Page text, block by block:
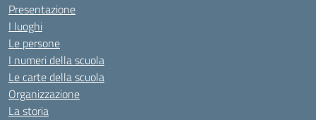
Presentazione
I luoghi
Le persone
I numeri della scuola
Le carte della scuola
Organizzazione
La storia